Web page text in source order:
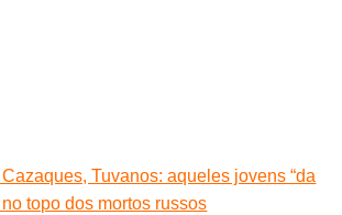
Tuvanos: aqueles jovens “da
no topo dos mortos russos